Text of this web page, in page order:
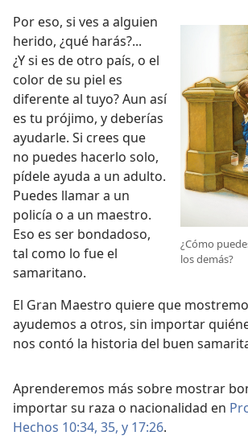
¿Cómo
los demás?
Por eso, si ves a alguien
herido, ¿qué harás?...
¿Y si es de otro país, o el
color de su piel es
diferente al tuyo? Aun así
es tu prójimo, y deberías
ayudarle. Si crees que
no puedes hacerlo solo,
pídele ayuda a un adulto.
Puedes llamar a un
policía o a un maestro.
Eso es ser bondadoso,
tal como lo fue el
samaritano.
El Gran Maestro quiere que
ayudemos a otros, sin importar
nos contó la historia del buen
Aprenderemos más sobre mostrar
importar su raza o nacionalidad en
Hechos 10:34, 35, y 17:26.